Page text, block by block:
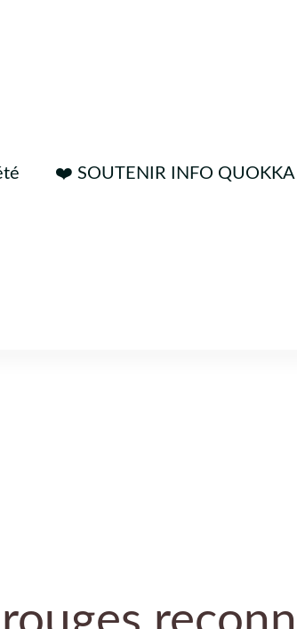
❤️ SOUTENIR INFO QUOKKA